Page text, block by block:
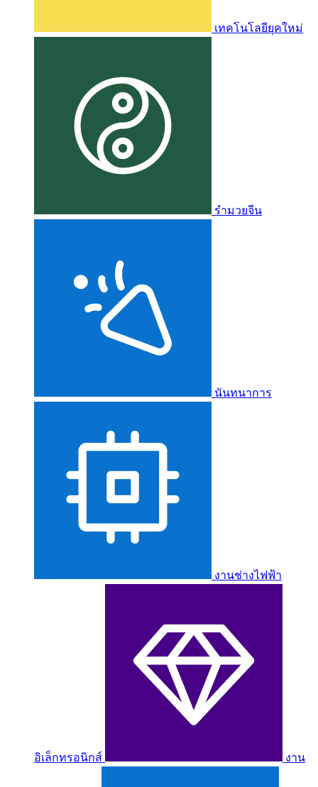
เทคโนโลยียุคใหม่
รำมวยจีน
นันทนาการ
งานช่างไฟฟ้า
อิเล็กทรอนิกส์ งาน